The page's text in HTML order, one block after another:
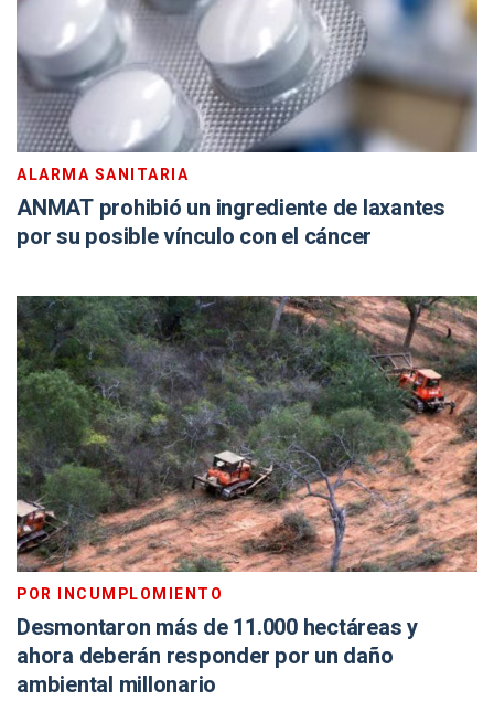
ALARMA SANITARIA
ANMAT prohibió un ingrediente de laxantes
por su posible vínculo con el cáncer
POR INCUMPLOMIENTO
Desmontaron más de 11.000 hectáreas y
ahora deberán responder por un daño
ambiental millonario